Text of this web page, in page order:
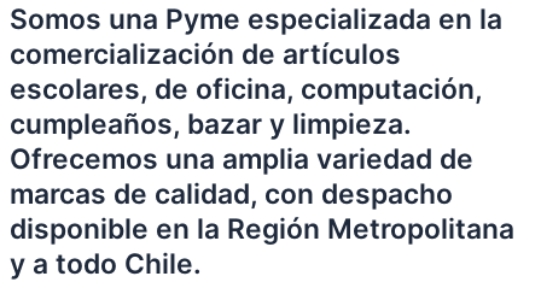
Somos una Pyme especializada en la
comercialización de artículos
escolares, de oficina, computación,
cumpleaños, bazar y limpieza.
Ofrecemos una amplia variedad de
marcas de calidad, con despacho
disponible en la Región Metropolitana
y a todo Chile.